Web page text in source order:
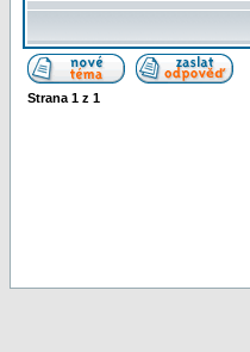
Strana 1 z 1